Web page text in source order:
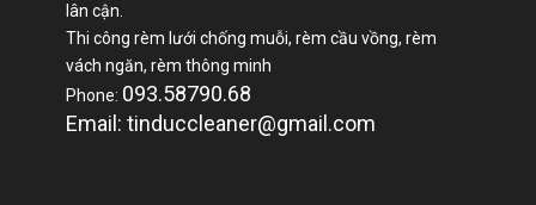
lân cận.
Thi công rèm lưới chống muỗi, rèm cầu vồng, rèm
vách ngăn, rèm thông minh
Phone: 093.58790.68
Email: tinduccleaner@gmail.com